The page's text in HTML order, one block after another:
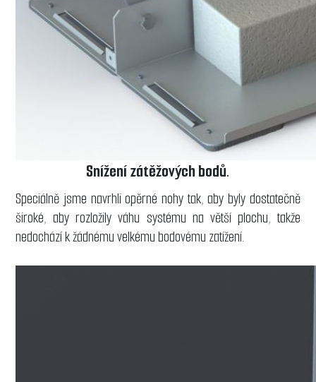
Snížení zátěžových bodů.
Speciálně jsme navrhli opěrné nohy tak, aby byly dostatečně
široké, aby rozložily váhu systému na větší plochu, takže
nedochází k žádnému velkému bodovému zatížení.